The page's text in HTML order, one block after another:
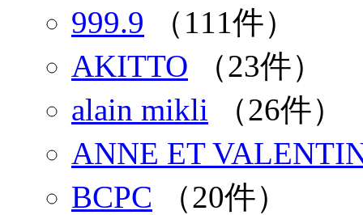
999.9 （111件）
AKITTO （23件）
alain mikli （26件）
ANNE ET
BCPC （20件）